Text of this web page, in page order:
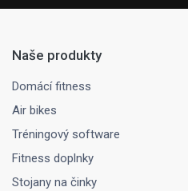
Naše produkty
Domácí fitness
Air bikes
Tréningový software
Fitness doplnky
Stojany na činky